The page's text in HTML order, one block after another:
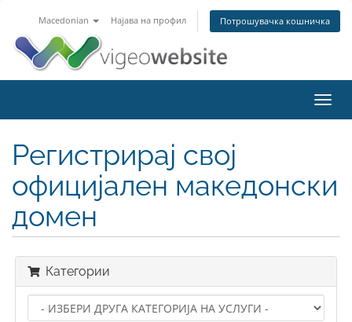
Macedonian Најава на профил Потрошувачка кошничка
Регистрирај свој
официјален македонски
домен
Категории